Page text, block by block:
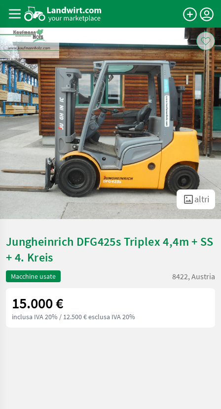
altri
Jungheinrich DFG425s Triplex 4,4m + SS
+ 4. Kreis
Macchine usate 8422, Austria
15.000 €
inclusa IVA 20% / 12.500 € esclusa IVA 20%